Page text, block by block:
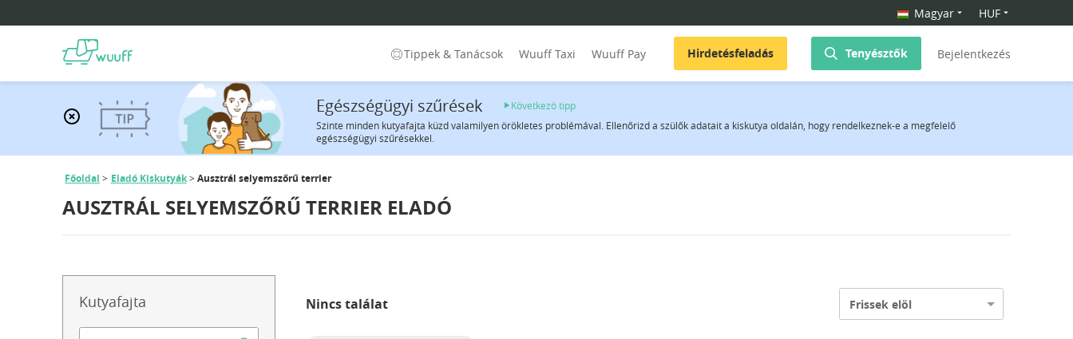
Magyar HUF
Tippek & Tanácsok Wuuff Taxi Wuuff Pay Hirdetésfeladás Tenyésztők Bejelentkezés
Egészségügyi szűrések
Következö tipp
Szinte minden kutyafajta küzd valamilyen örökletes problémával. Ellenőrizd a szülők adatait a kiskutya oldalán, hogy rendelkeznek-e a megfelelő
egészségügyi szűrésekkel.
Főoldal Eladó Kiskutyák Ausztrál selyemszőrű terrier
AUSZTRÁL SELYEMSZŐRŰ TERRIER ELADÓ
Kutyafajta Nincs találat Frissek elöl